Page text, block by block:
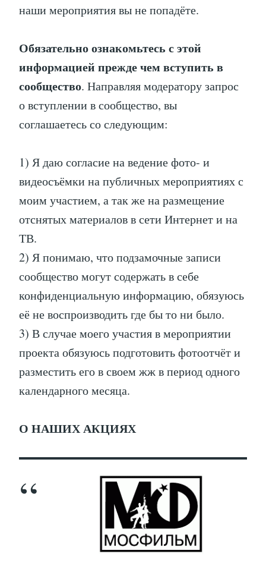
наши мероприятия вы не попадёте.
Обязательно ознакомьтесь с этой
информацией прежде чем вступить в
сообщество. Направляя модератору запрос
о вступлении в сообщество, вы
соглашаетесь со следующим:
1) Я даю согласие на ведение фото- и
видеосъёмки на публичных мероприятиях с
моим участием, а так же на размещение
отснятых материалов в сети Интернет и на
ТВ.
2) Я понимаю, что подзамочные записи
сообщество могут содержать в себе
конфиденциальную информацию, обязуюсь
её не воспроизводить где бы то ни было.
3) В случае моего участия в мероприятии
проекта обязуюсь подготовить фотоотчёт и
разместить его в своем жж в период одного
календарного месяца.
О НАШИХ АКЦИЯХ